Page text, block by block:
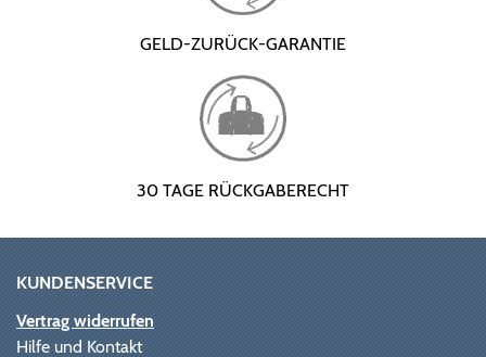
GELD-ZURÜCK-GARANTIE
30 TAGE RÜCKGABERECHT
KUNDENSERVICE
Vertrag widerrufen
Hilfe und Kontakt